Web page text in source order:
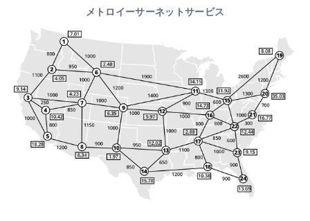
メトロイーサーネットサービス